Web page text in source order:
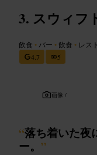
スウィフ
飲食 • バー • 飲食 • レス
4.7
5
画像 /
“落ち着いた夜
ー。 ”